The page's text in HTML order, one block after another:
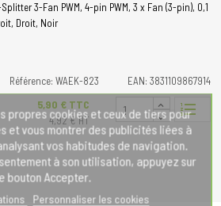
Splitter 3-Fan PWM, 4-pin PWM, 3 x Fan (3-pin), 0,1
Droit, Noir
Référence: WAEK-823
EAN: 3831109867914
Prix
5,90 € TTC
4,92 € HT
format_list_numbered
propres cookies et ceux de tiers pour
et vous montrer des publicités liées à
vos habitudes de navigation.
à son utilisation, appuyez sur
bouton Accepter.
Personnaliser les cookies